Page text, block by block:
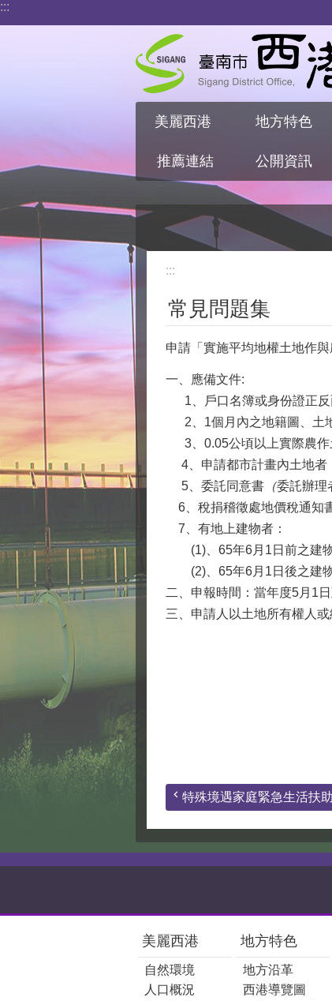
跳到主要內容區塊
:::
美麗西港 地方特色
推薦連結 公開資訊
:::
常見問題集
申請「實施平均地權土地作
一、應備文件:
1 、戶口名簿或身份證正
2
1個月內之地籍圖、土
3
0.05公頃以上實際農作
4 、申請都市計畫內土地者
5 、委託同意書 （委託辦理
6 、稅捐稽徵處地價稅通知
7 、有地上建物者：
(1)、65年6月1日前之建物
(2)、65年6月1日後之建物
二、 申報時間：當年度5月 1
三、申請人以土地所有權人
特殊境遇家庭緊急生活扶
美麗西港
自然環境
人口概況
地方特色
地方沿革
西港導覽圖